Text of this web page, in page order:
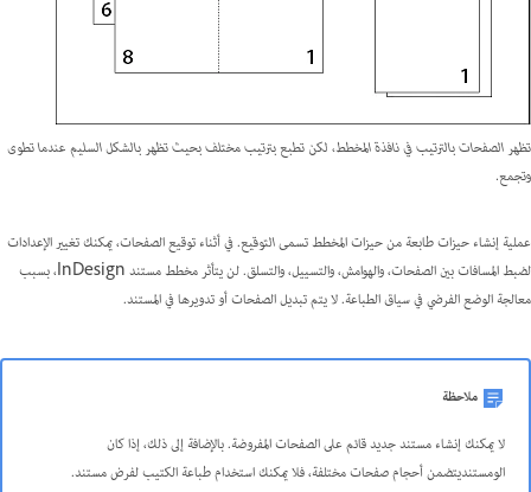
تظهر الصفحات بالترتيب في نافذة المخطط، لكن تطبع بترتيب مختلف بحيث تظهر بالشكل السليم عندما تطوى
وتجمع.
عملية إنشاء حيزات طابعة من حيزات المخطط تسمىالتوقيع. في أثناء توقيع الصفحات، يمكنك تغيير الإعدادات
لضبط المسافات بين الصفحات، والهوامش، والتسييل، والتسلق. لن يتأثر مخطط مستند InDesign، بسبب
معالجة الوضع الفرضي في سياق الطباعة. لا يتم تبديل الصفحات أو تدويرها في المستند.
ملاحظة
لا يمكنك إنشاء مستند جديد قائم على الصفحات المفروضة. بالإضافة إلى ذلك، إذا كان
الومستنديتضمن أحجام صفحات مختلفة، فلا يمكنك استخدام طباعة الكتيب لفرض مستند.